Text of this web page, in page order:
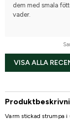
dem med smala
vader.
VISA ALLA
Varm stickad strumpa i